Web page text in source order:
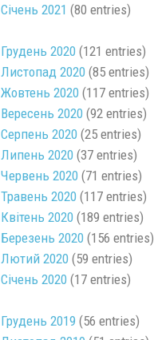
Січень 2021 (80 entries)
Грудень 2020(121 entries)
Листопад 2020(85 entries)
Жовтень 2020(117 entries)
Вересень 2020(92 entries)
Серпень 2020(25 entries)
Липень 2020(37 entries)
Червень 2020(71 entries)
Травень 2020(117 entries)
Квітень 2020(189 entries)
Березень 2020(156 entries)
Лютий 2020(59 entries)
Січень 2020(17 entries)
Грудень 2019 (56 entries)